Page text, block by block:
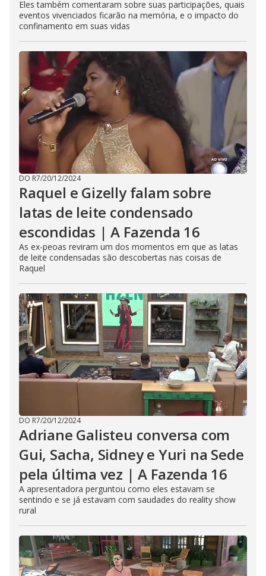
Eles também comentaram sobre suas participações, quais
eventos vivenciados ficarão na memória, e o impacto do
confinamento em suas vidas
DO R7/20/12/2024
Raquel e Gizelly falam sobre
latas de leite condensado
escondidas | A Fazenda 16
As ex-peoas reviram um dos momentos em que as latas
de leite condensadas são descobertas nas coisas de
Raquel
DO R7/20/12/2024
Adriane Galisteu conversa com
Gui, Sacha, Sidney e Yuri na Sede
pela última vez | A Fazenda 16
A apresentadora perguntou como eles estavam se
sentindo e se já estavam com saudades do reality show
rural